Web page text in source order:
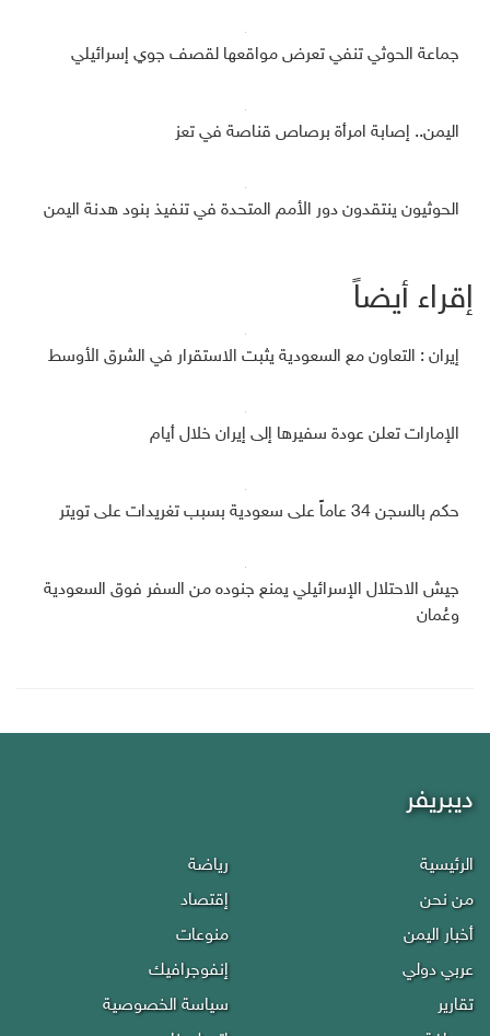
جماعة الحوثي تنفي تعرض مواقعها لقصف جوي إسرائيلي
اليمن.. إصابة امرأة برصاص قناصة في تعز
الحوثيون ينتقدون دور الأمم المتحدة في تنفيذ بنود هدنة اليمن
إقراء أيضاً
إيران : التعاون مع السعودية يثبت الاستقرار في الشرق الأوسط
الإمارات تعلن عودة سفيرها إلى إيران خلال أيام
حكم بالسجن 34 عاماً على سعودية بسبب تغريدات على تويتر
جيش الاحتلال الإسرائيلي يمنع جنوده من السفر فوق السعودية
وعُمان
ديبريفر
الرئيسية
من نحن
أخبار اليمن
عربي دولي
تقارير
رياضة
إقتصاد
منوعات
إنفوجرافيك
سياسة الخصوصية